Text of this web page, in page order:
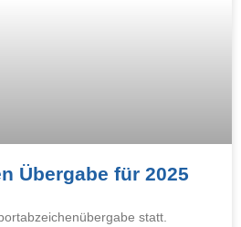
Übergabe für 2025
statt.